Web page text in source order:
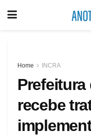
Home INCRA
Prefeitura
recebe